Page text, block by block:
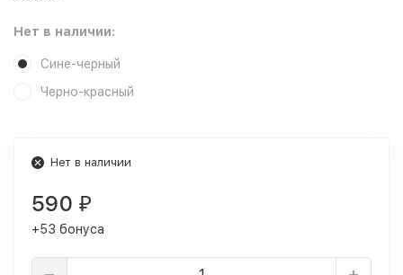
Нет в наличии:
Сине-черный
Черно-красный
Нет в наличии
590 ₽
+53 бонуса